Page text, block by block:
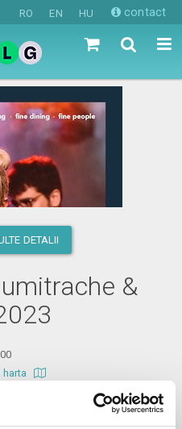
RO EN HU contact
DETALII
&
harta
este obligatorie după